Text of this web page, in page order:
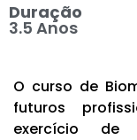
Duração
3.5 Anos
O curso de
futuros
exercício de